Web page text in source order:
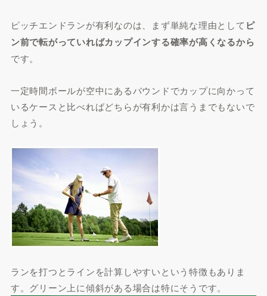
ピッチエンドランが有利なのは、まず単純な理由として ピ
ン前で転がっていればカップインする確率が高くなるから
です。
一定時間ボールが空中にあるバウンドでカップに向かって
いるケースと比べればどちらが有利かは言うまでもないで
しょう。
ランを打つとラインを計算しやすいという特徴もありま
す。グリーン上に傾斜がある場合は特にそうです。